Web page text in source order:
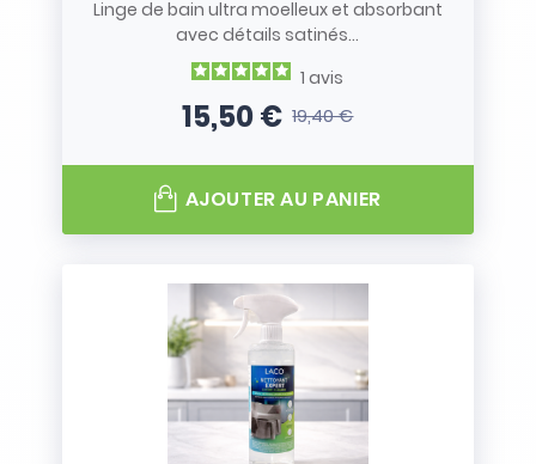
Linge de bain ultra moelleux et absorbant
avec détails satinés...
1avis
Prix
15,50 €Prix de base
19,40 €
AJOUTER AU PANIER